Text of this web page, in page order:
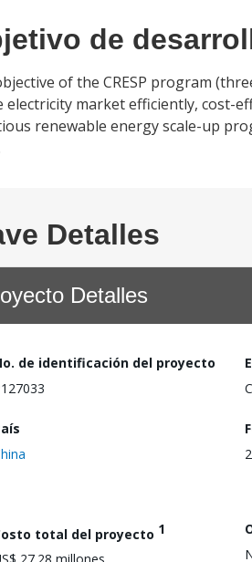
de
of the CRESP program
electricity market efficiently, cost-
renewable energy scale-up
Detalles
Detalles
de identificación del proyecto
total del proyecto 1